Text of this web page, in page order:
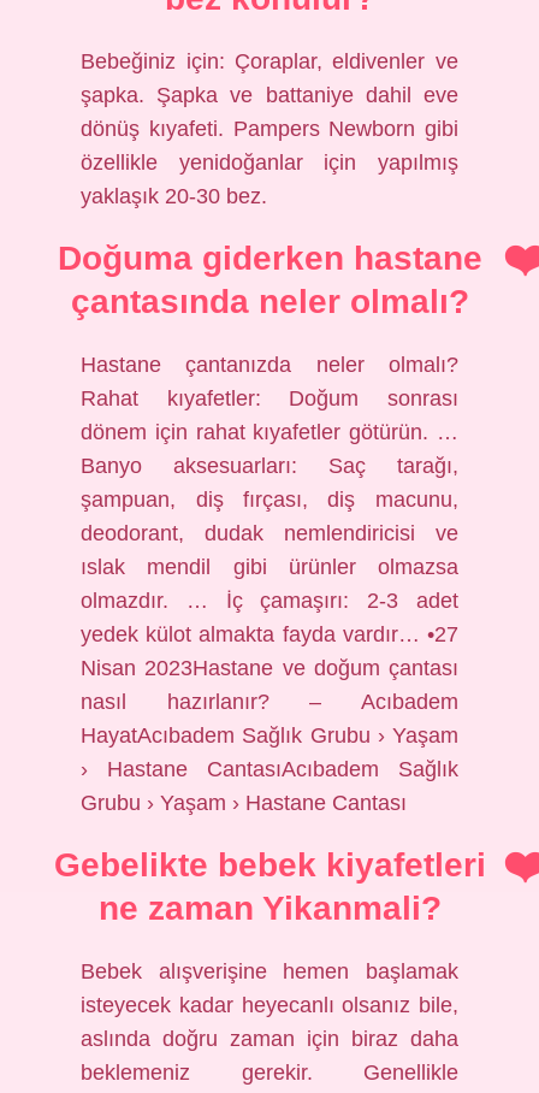
Bebeğiniz için: Çoraplar, eldivenler ve
şapka. Şapka ve battaniye dahil eve
dönüş kıyafeti. Pampers Newborn gibi
özellikle yenidoğanlar için yapılmış
yaklaşık 20-30 bez.
Doğuma giderken hastane
çantasında neler olmalı?
Hastane çantanızda neler olmalı?
Rahat kıyafetler: Doğum sonrası
dönem için rahat kıyafetler götürün. …
Banyo aksesuarları: Saç tarağı,
şampuan, diş fırçası, diş macunu,
deodorant, dudak nemlendiricisi ve
ıslak mendil gibi ürünler olmazsa
olmazdır. … İç çamaşırı: 2-3 adet
yedek külot almakta fayda vardır… •27
Nisan 2023Hastane ve doğum çantası
nasıl hazırlanır? – Acıbadem
HayatAcıbadem Sağlık Grubu › Yaşam
› Hastane CantasıAcıbadem Sağlık
Grubu › Yaşam › Hastane Cantası
Gebelikte bebek kiyafetleri
ne zaman Yikanmali?
Bebek alışverişine hemen başlamak
isteyecek kadar heyecanlı olsanız bile,
aslında doğru zaman için biraz daha
beklemeniz gerekir. Genellikle